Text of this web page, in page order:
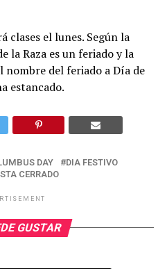
clases el lunes. Según la
la Raza es un feriado y la
nombre del feriado a Día de
estancado.
DAY
DIA FESTIVO
CERRADO
GUSTAR